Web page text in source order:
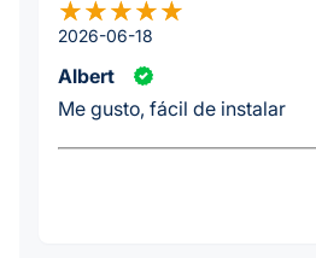
2026-06-18
Albert
Me gusto, fácil de instalar